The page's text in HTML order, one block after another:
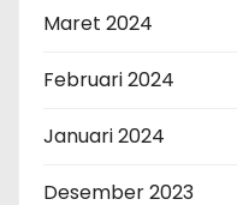
Maret 2024
Februari 2024
Januari 2024
Desember 2023